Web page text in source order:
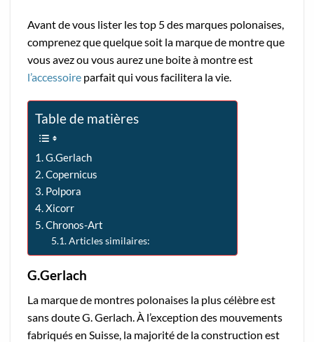
Avant de vous lister les top 5 des marques polonaises,
comprenez que quelque soit la marque de montre que
vous avez ou vous aurez une boite à montre est
l’accessoire parfait qui vous facilitera la vie.
Table de matières
G.Gerlach
Copernicus
Polpora
Xicorr
Chronos-Art
Articles similaires:
G.Gerlach
La marque de montres polonaises la plus célèbre est
sans doute G. Gerlach. À l’exception des mouvements
fabriqués en Suisse, la majorité de la construction est